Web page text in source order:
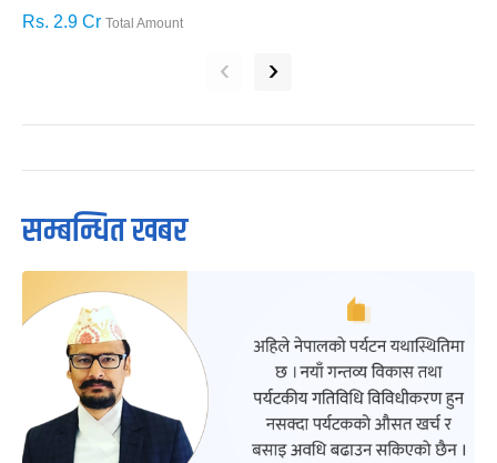
Rs. 2.9 Cr Total Amount
‹ ›
सम्बन्धित खबर